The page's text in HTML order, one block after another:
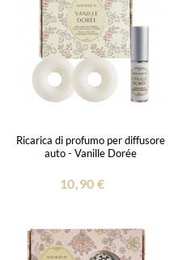
Ricarica di profumo per diffusore
auto - Vanille Dorée
10,90 €